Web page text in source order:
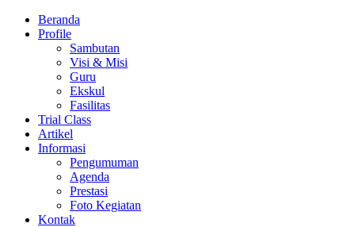
Beranda
Profile
Sambutan
Visi & Misi
Guru
Ekskul
Fasilitas
Trial Class
Artikel
Informasi
Pengumuman
Agenda
Prestasi
Foto Kegiatan
Kontak